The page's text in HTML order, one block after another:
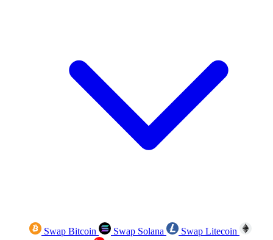
Swap Bitcoin Swap Solana
Swap Litecoin